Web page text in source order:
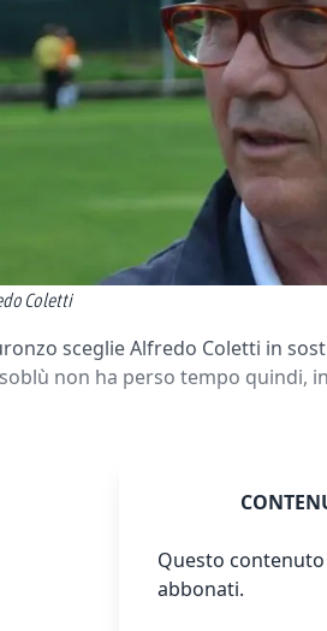
Coletti
sceglie Alfredo Coletti in
non ha perso tempo quindi,
Questo
abbonati.